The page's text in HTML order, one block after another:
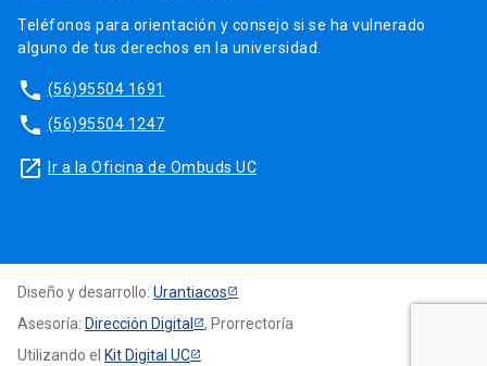
Teléfonos para orientación y consejo si se ha vulnerado
alguno de tus derechos en la universidad.
phone (56)95504 1691
phone (56)95504 1247
launch Ir a la Oficina de Ombuds UC
Diseño y desarrollo: Urantiacos
Asesoría: Dirección Digital
, Prorrectoría
Utilizando el Kit Digital UC